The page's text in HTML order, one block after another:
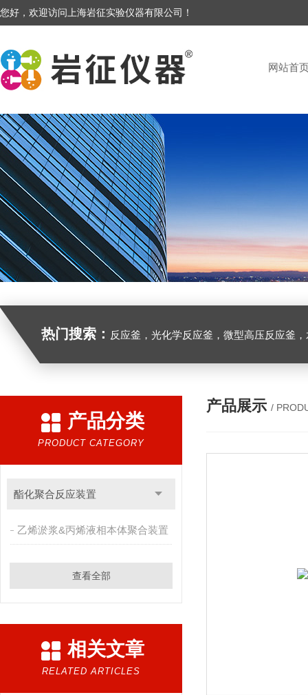
您好，欢迎访问上海岩征实验仪器有限公司！
网站首
热门搜索： 反应釜，光化学反应釜，微型高压反应釜
产品分类
PRODUCT CATEGORY
酯化聚合反应装置
乙烯淤浆&丙烯液相本体聚合装置
查看全部
相关文章
RELATED ARTICLES
产品展示 /